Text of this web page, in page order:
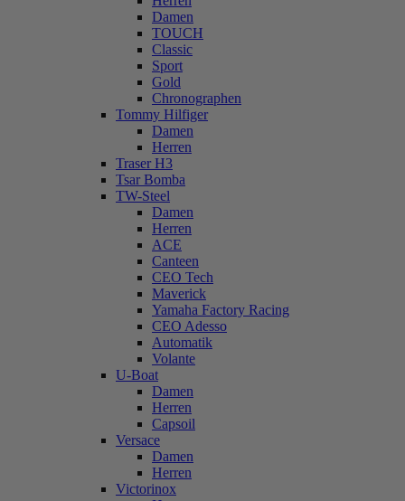
Damen
TOUCH
Classic
Sport
Gold
Chronographen
Tommy Hilfiger
Damen
Herren
Traser H3
Tsar Bomba
TW-Steel
Damen
Herren
ACE
Canteen
CEO Tech
Maverick
Yamaha Factory Racing
CEO Adesso
Automatik
Volante
U-Boat
Damen
Herren
Capsoil
Versace
Damen
Herren
Victorinox